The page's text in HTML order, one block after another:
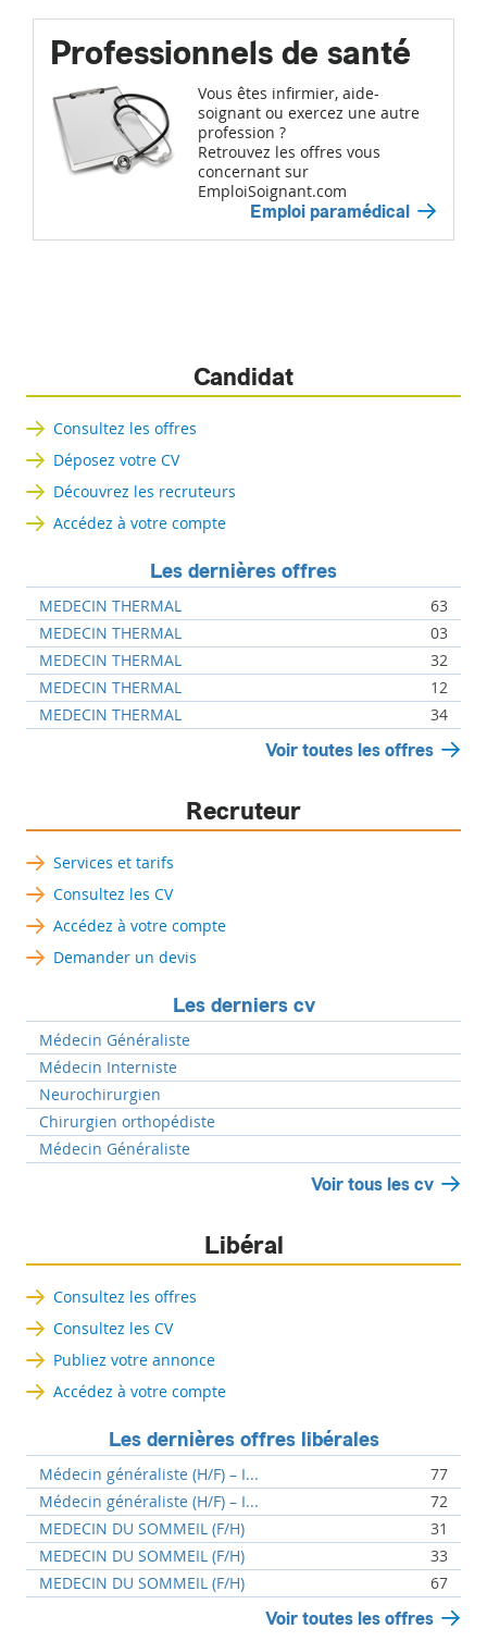
Professionnels de santé
Vous êtes infirmier, aide-
soignant ou exercez une autre
profession ?
Retrouvez les offres vous
concernant sur
EmploiSoignant.com
Emploi paramédical
Candidat
Consultez les offres
Déposez votre CV
Découvrez les recruteurs
Accédez à votre compte
Les dernières offres
MEDECIN THERMAL
63
MEDECIN THERMAL
03
MEDECIN THERMAL
32
MEDECIN THERMAL
12
MEDECIN THERMAL
34
Voir toutes les offres
Recruteur
Services et tarifs
Consultez les CV
Accédez à votre compte
Demander un devis
Les derniers cv
Médecin Généraliste
Médecin Interniste
Neurochirurgien
Chirurgien orthopédiste
Médecin Généraliste
Voir tous les cv
Libéral
Consultez les offres
Consultez les CV
Publiez votre annonce
Accédez à votre compte
Les dernières offres libérales
Médecin généraliste (H/F) – I...
77
Médecin généraliste (H/F) – I...
72
MEDECIN DU SOMMEIL (F/H)
31
MEDECIN DU SOMMEIL (F/H)
33
MEDECIN DU SOMMEIL (F/H)
67
Voir toutes les offres